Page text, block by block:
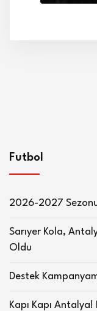
Futbol
2026-2027
Sarıyer Kola,
Oldu
Destek
Kapı Kapı